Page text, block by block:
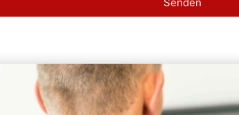
Senden